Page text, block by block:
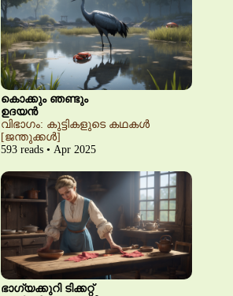
കൊക്കും ഞണ്ടും
ഉദയൻ
വിഭാഗം: കുട്ടികളുടെ കഥകൾ
[ജന്തുക്കൾ]
593 reads • Apr 2025
ഭാഗ്യക്കുറി ടിക്കറ്റ്